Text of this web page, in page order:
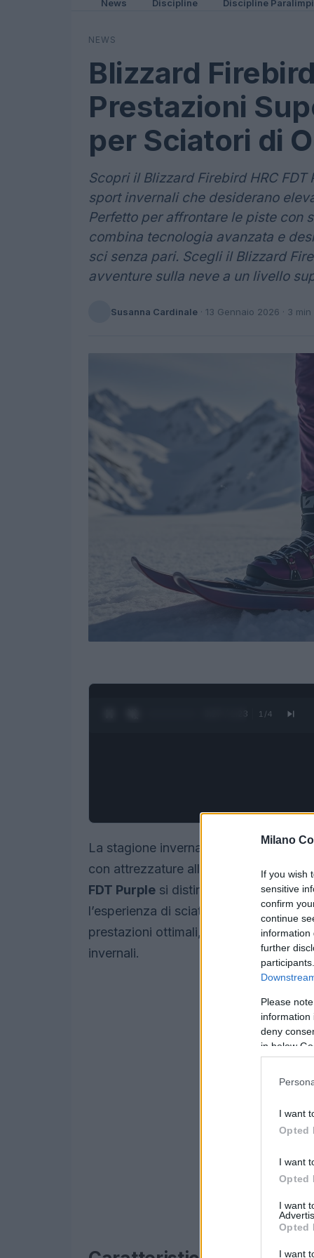
Milano
If you wish
sensitive
confirm
continue
information
further
Please
information
deny
in below
I want
Opted
I want
Opted
I want
Opted
I want
News Discipline Discipline
NEWS
Blizzard
Prestazioni
per Sciatori di
Scopri il Blizzard Firebird HRC
sport invernali che desiderano
Perfetto per affrontare le piste con
combina tecnologia avanzata e
sci senza pari. Scegli il Blizzard
avventure sulla neve a un livello
Susanna Cardinale · 13 Gennaio 2026 · 3 min
0:28 / 1:23 1 /4
La stagione invernale è alle porte,
con attrezzature all’avanguardia. Tra
FDT Purple si distingue per le sue
l’esperienza di sciatori di ogni livello.
prestazioni ottimali, questo sci
invernali.